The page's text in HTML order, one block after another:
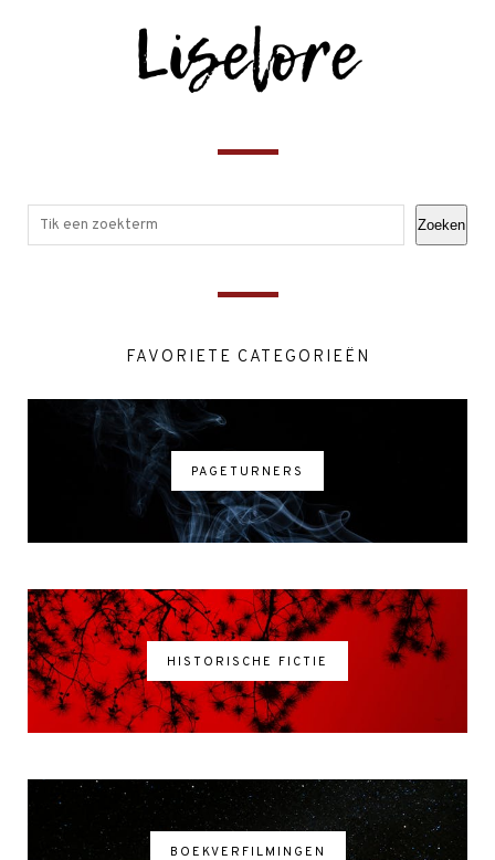
Zoeken
FAVORIETE CATEGORIEËN
PAGETURNERS
HISTORISCHE FICTIE
BOEKVERFILMINGEN